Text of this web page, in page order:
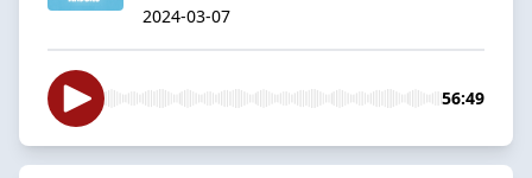
2024-03-07
56:49